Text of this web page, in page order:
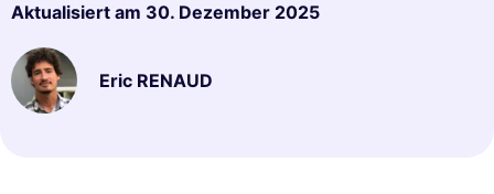
Aktualisiert am 30. Dezember 2025
Eric RENAUD